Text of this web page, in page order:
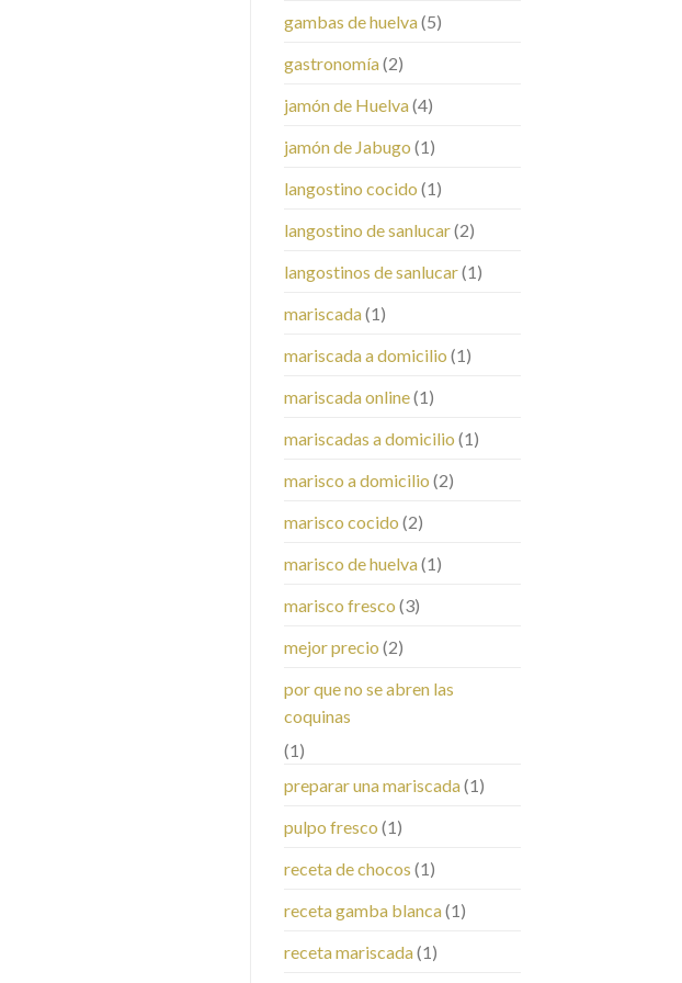
gambas de huelva(5)
gastronomía(2)
jamón de Huelva(4)
jamón de Jabugo (1)
langostino cocido (1)
langostino de sanlucar(2)
langostinos de sanlucar(1)
mariscada(1)
mariscada a domicilio (1)
mariscada online(1)
mariscadas a domicilio (1)
marisco a domicilio (2)
marisco cocido (2)
marisco de huelva(1)
marisco fresco (3)
mejor precio (2)
por que no se abren las
coquinas
(1)
preparar una mariscada(1)
pulpo fresco (1)
receta de chocos (1)
receta gamba blanca(1)
receta mariscada(1)